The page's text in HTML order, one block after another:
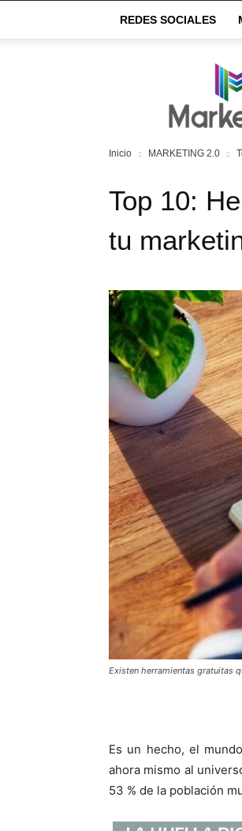
REDES SOCIALES
Inicio MARKETING 2.0
Top 10:
tu
Existen herramientas gratuitas
Es un hecho, el
ahora mismo al
53 % de la población